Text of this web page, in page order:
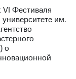
Фестиваля
им.
о